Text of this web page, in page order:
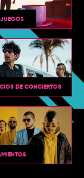
DE CONCIERTOS